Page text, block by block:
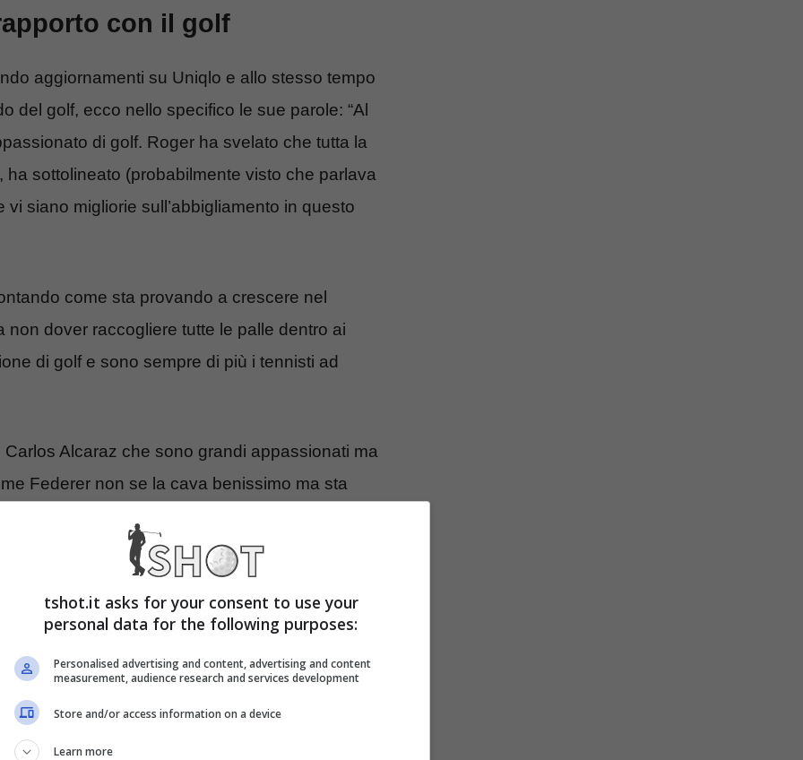
con il golf
aggiornamenti su Uniqlo e allo stesso tempo
del golf, ecco nello specifico le sue parole: “Al
di golf. Roger ha svelato che tutta la
sottolineato (probabilmente visto che parlava
siano migliorie sull’abbigliamento in questo
come sta provando a crescere nel
non dover raccogliere tutte le palle dentro ai
di golf e sono sempre di più i tennisti ad
Alcaraz che sono grandi appassionati ma
Federer non se la cava benissimo ma sta
tshot.it asks for your consent to use your
personal data for the following purposes:
Personalised advertising and content, advertising and content
measurement, audience research and services development
Store and/or access information on a device
Learn more